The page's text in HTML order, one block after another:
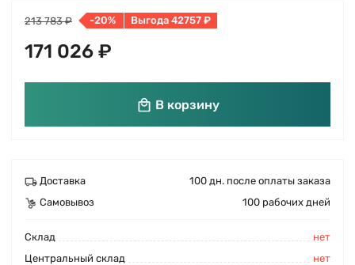
213 783 ₽ -20% Выгода 42757 ₽
171 026 ₽
В корзину
Доставка
100 дн. после оплаты заказа
Самовывоз
100 рабочих дней
Cклад
нет
Центральный склад
нет